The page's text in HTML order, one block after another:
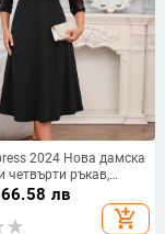
2024 Нова дамска
четвърти ръкав,
с дантела,
66.58 лв
add_shopping_cart